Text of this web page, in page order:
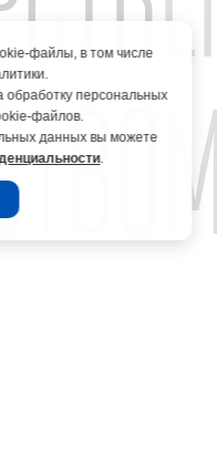
файлы, в том числе
обработку персональных
файлов.
данных вы можете
.